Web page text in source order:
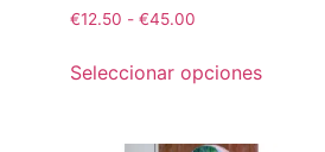
€12.50 - €45.00
Seleccionar opciones